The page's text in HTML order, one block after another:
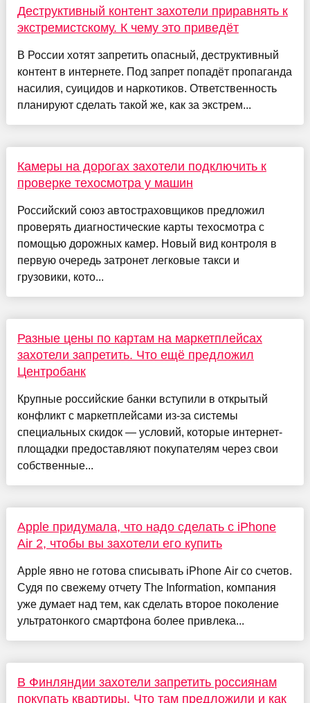
Деструктивный контент захотели приравнять к
экстремистскому. К чему это приведёт
В России хотят запретить опасный, деструктивный
контент в интернете. Под запрет попадёт пропаганда
насилия, суицидов и наркотиков. Ответственность
планируют сделать такой же, как за экстрем...
Камеры на дорогах захотели подключить к
проверке техосмотра у машин
Российский союз автостраховщиков предложил
проверять диагностические карты техосмотра с
помощью дорожных камер. Новый вид контроля в
первую очередь затронет легковые такси и
грузовики, кото...
Разные цены по картам на маркетплейсах
захотели запретить. Что ещё предложил
Центробанк
Крупные российские банки вступили в открытый
конфликт с маркетплейсами из-за системы
специальных скидок — условий, которые интернет-
площадки предоставляют покупателям через свои
собственные...
Apple придумала, что надо сделать с iPhone
Air 2, чтобы вы захотели его купить
Apple явно не готова списывать iPhone Air со счетов.
Судя по свежему отчету The Information, компания
уже думает над тем, как сделать второе поколение
ультратонкого смартфона более привлека...
В Финляндии захотели запретить россиянам
покупать квартиры. Что там предложили и как